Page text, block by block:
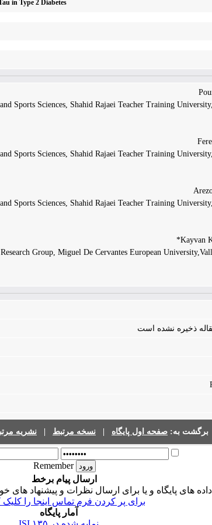
in Type 2 Diabetes
Sports Sciences, Shahid Rajaei Teacher Training
Sports Sciences, Shahid Rajaei Teacher Training
Sports Sciences, Shahid Rajaei Teacher Training
Group, Miguel De Cervantes European
ذخیره نشده است
برگشت به: صفحه اول پایگاه نسخه مرتبط نشریه
Remember
ارسال پیام برخط
های پایگاه و یا برای ارسال نظرات و پیشنهاد های
برای پر کردن فرم تماس اینجا را کلیک
آمار پایگاه